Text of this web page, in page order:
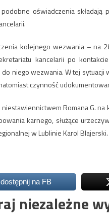
podobne oświadczenia
kolejnego wezwania – na
kancelarii po
niego wezwania. W tej
czynność
Romana G.
karnego, służące
w Lublinie Karol Blajerski.
na FB
niezależne